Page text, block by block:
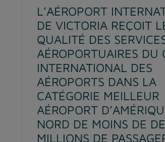
L’AÉROPORT
DE VICTORIA REÇOIT
QUALITÉ DES
AÉROPORTUAIRES DU
INTERNATIONAL DES
AÉROPORTS DANS LA
CATÉGORIE MEILLEUR
AÉROPORT
NORD DE MOINS DE
MILLIONS DE